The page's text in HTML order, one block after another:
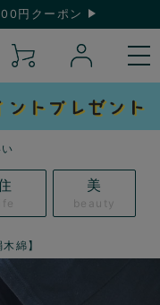
円クーポン
美
beauty
綿】